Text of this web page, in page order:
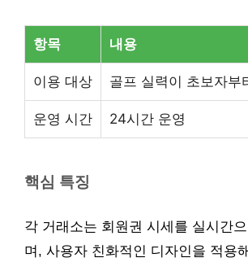
항목 내용
이용 대상 골프 실력이 초보자부
운영 시간 24시간 운영
핵심 특징
각 거래소는 회원권 시세를 실시간
며, 사용자 친화적인 디자인을 적용